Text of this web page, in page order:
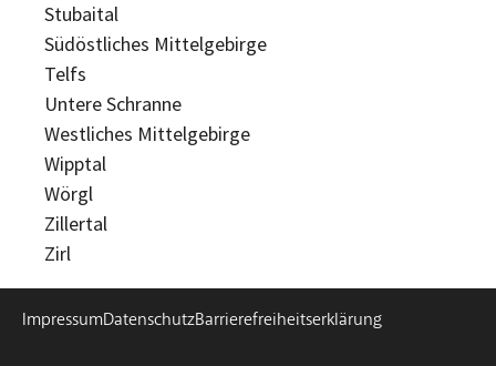
Stubaital
Südöstliches Mittelgebirge
Telfs
Untere Schranne
Westliches Mittelgebirge
Wipptal
Wörgl
Zillertal
Zirl
ImpressumDatenschutzBarrierefreiheitserklärung